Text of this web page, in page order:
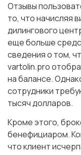
Отзывы
то, что начисляя
дилингового
еще больше
сведения о том,
vartolin.pro
на балансе.
сотрудники
тысяч долларов.
Кроме этого,
бенефициаром.
что клиент